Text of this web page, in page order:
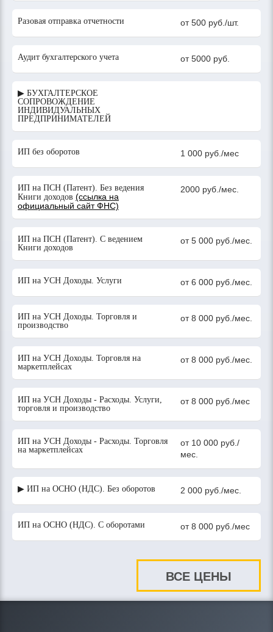
Разовая отправка отчетности от 500 руб./шт.
Аудит бухгалтерского учета от 5000 руб.
▶ БУХГАЛТЕРСКОЕ
СОПРОВОЖДЕНИЕ
ИНДИВИДУАЛЬНЫХ
ПРЕДПРИНИМАТЕЛЕЙ
ИП без оборотов 1 000 руб./мес
ИП на ПСН (Патент). Без ведения
Книги доходов (ссылка на
официальный сайт ФНС)
2000 руб./мес.
ИП на ПСН (Патент). С ведением
Книги доходов
от 5 000 руб./мес.
ИП на УСН Доходы. Услуги от 6 000 руб./мес.
ИП на УСН Доходы. Торговля и
производство
от 8 000 руб./мес.
ИП на УСН Доходы. Торговля на
маркетплейсах
от 8 000 руб./мес.
ИП на УСН Доходы - Расходы. Услуги,
торговля и производство
от 8 000 руб./мес
ИП на УСН Доходы - Расходы. Торговля
на маркетплейсах
от 10 000 руб./
мес.
▶ ИП на ОСНО (НДС). Без оборотов 2 000 руб./мес.
ИП на ОСНО (НДС). С оборотами от 8 000 руб./мес
ВСЕ ЦЕНЫ